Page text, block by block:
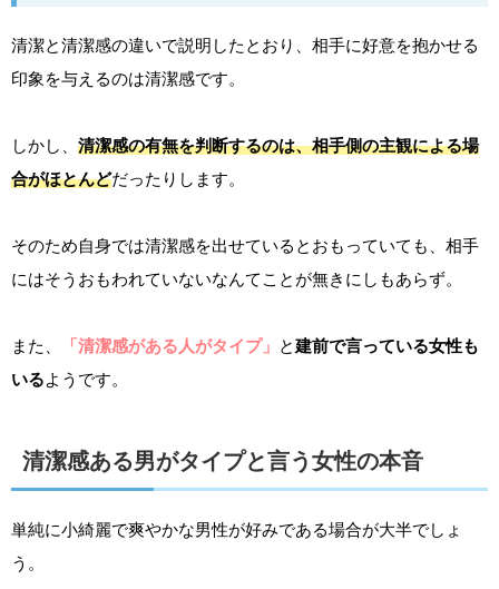
清潔と清潔感の違いで説明したとおり、相手に好意を抱かせる
印象を与えるのは清潔感です。
しかし、 清潔感の有無を判断するのは、相手側の主観による場
合がほとんどだったりします。
そのため自身では清潔感を出せているとおもっていても、相手
にはそうおもわれていないなんてことが無きにしもあらず。
また、 「清潔感がある人がタイプ」 と建前で言っている女性も
いるようです。
清潔感ある男がタイプと言う女性の本音
単純に小綺麗で爽やかな男性が好みである場合が大半でしょ
う。